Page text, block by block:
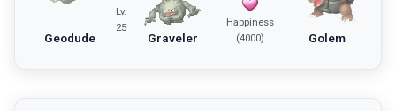
Geodude
Lv.
25
Graveler
Happiness
(4000)
Golem